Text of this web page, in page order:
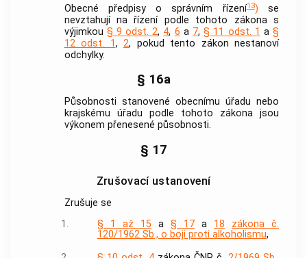
Obecné předpisy o správním řízení13) se
nevztahují na řízení podle tohoto zákona s
výjimkou § 9 odst. 2, 4, 6 a 7,§ 11 odst. 1 a§
12 odst. 1, 2, pokud tento zákon nestanoví
odchylky.
§ 16a
Působnosti stanovené obecnímu úřadu nebo
krajskému úřadu podle tohoto zákona jsou
výkonem přenesené působnosti.
§ 17
Zrušovací ustanovení
Zrušuje se
1.
§ 1 až 15a § 17a 18
zákona č.
120/1962 Sb., o boji proti alkoholismu,